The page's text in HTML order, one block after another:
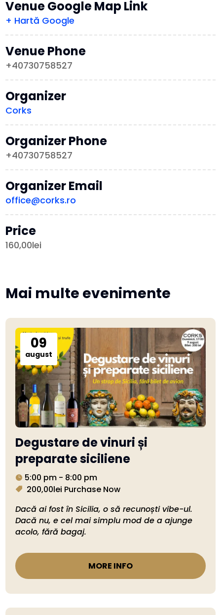
Venue Google Map Link
+ Hartă Google
Venue Phone
+40730758527
Organizer
Corks
Organizer Phone
+40730758527
Organizer Email
office@corks.ro
Price
160,00lei
Mai multe evenimente
09
august
Degustare de vinuri și
preparate siciliene
5:00 pm - 8:00 pm
200,00lei Purchase Now
Dacă ai fost în Sicilia, o să recunoști vibe-ul.
Dacă nu, e cel mai simplu mod de a ajunge
acolo, fără bagaj.
MORE INFO